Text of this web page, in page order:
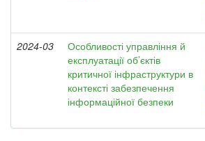
2024-03
Особливості управління й
експлуатації об’єктів
критичної інфраструктури в
контексті забезпечення
інформаційної безпеки